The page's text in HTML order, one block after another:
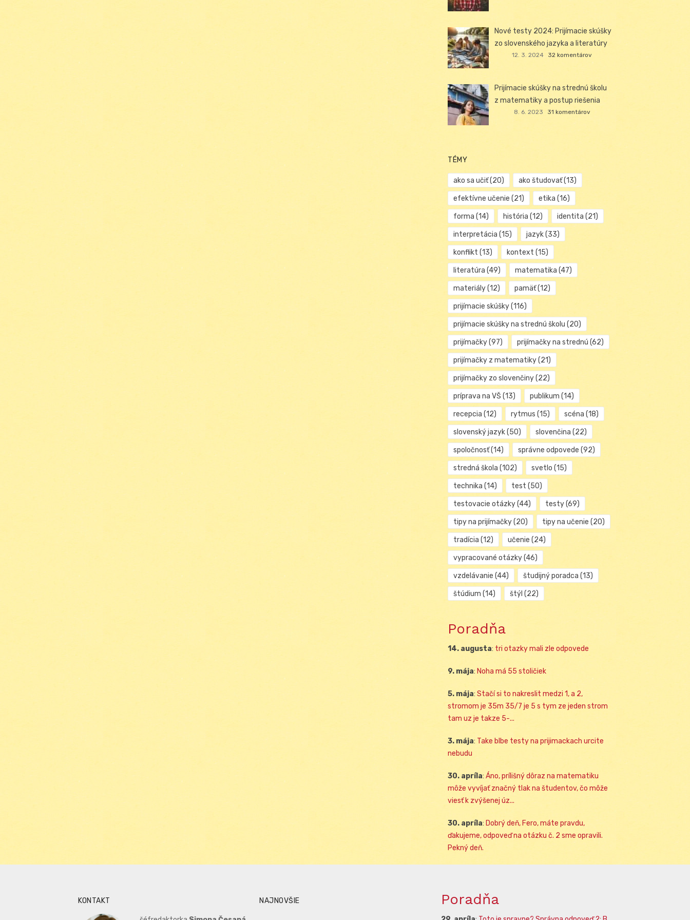
Nové testy 2024: Prijímacie skúšky
zo slovenského jazyka a literatúry
12. 3. 2024 32 komentárov
Prijímacie skúšky na strednú školu
z matematiky a postup riešenia
8. 6. 2023 31 komentárov
TÉMY
ako sa učiť(20) ako študovať(13)
efektívne učenie (21) etika (16)
forma (14) história (12) identita (21)
interpretácia (15) jazyk(33)
konflikt (13) kontext (15)
literatúra (49) matematika (47)
materiály(12) pamäť(12)
prijímacie skúšky(116)
prijímacie skúšky na strednú školu (20)
prijímačky(97) prijímačky na strednú (62)
prijímačky z matematiky(21)
prijímačky zo slovenčiny(22)
príprava na VŠ (13) publikum (14)
recepcia (12) rytmus (15) scéna (18)
slovenský jazyk(50) slovenčina (22)
spoločnosť(14) správne odpovede (92)
stredná škola (102) svetlo (15)
technika (14) test (50)
testovacie otázky(44) testy(69)
tipy na prijímačky(20) tipy na učenie (20)
tradícia (12) učenie (24)
vypracované otázky(46)
vzdelávanie (44) študijný poradca (13)
štúdium (14) štýl (22)
Poradňa
14. augusta: tri otazky mali zle odpovede
9. mája: Noha má 55 stoličiek
5. mája: Stačí si to nakreslit medzi 1, a 2,
stromom je 35m 35/7 je 5 s tym ze jeden strom
tam uz je takze 5-...
3. mája: Take blbe testy na prijimackach urcite
nebudu
30. apríla: Áno, prílišný dôraz na matematiku
môže vyvíjať značný tlak na študentov, čo môže
viesť k zvýšenej úz...
30. apríla: Dobrý deň, Fero, máte pravdu,
ďakujeme, odpoveď na otázku č. 2 sme opravili.
Pekný deň.
KONTAKT NAJNOVŠIE Poradňa